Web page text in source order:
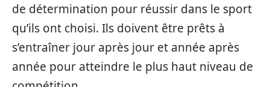
de détermination pour réussir dans le sport
qu’ils ont choisi. Ils doivent être prêts à
s’entraîner jour après jour et année après
année pour atteindre le plus haut niveau de